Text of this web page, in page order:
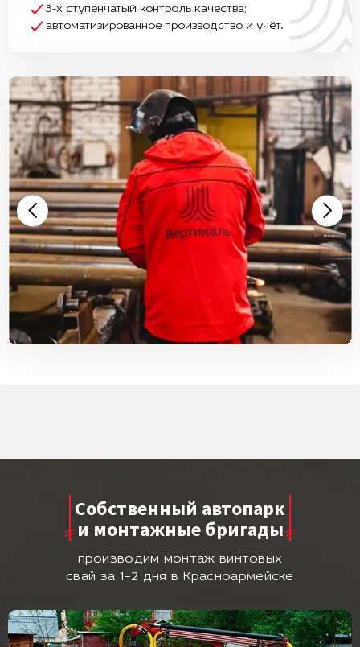
3-х ступенчатый контроль качества;
автоматизированное производство и учёт.
Собственный автопарк
и монтажные бригады
производим монтаж винтовых
свай за 1–2 дня в Красноармейске